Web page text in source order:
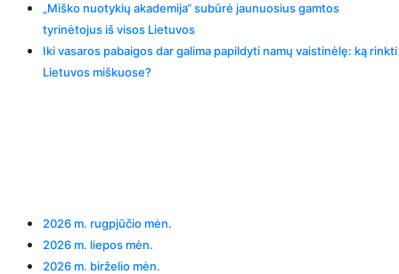
„Miško nuotykių akademija“ subūrė jaunuosius gamtos
tyrinėtojus iš visos Lietuvos
Iki vasaros pabaigos dar galima papildyti namų vaistinėlę: ką rinkti
Lietuvos miškuose?
2026 m. rugpjūčio mėn.
2026 m. liepos mėn.
2026 m. birželio mėn.